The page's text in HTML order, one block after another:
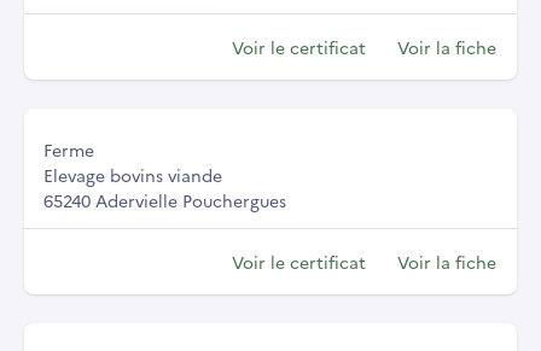
Voir le certificat Voir la fiche
Ferme
Elevage bovins viande
65240 Adervielle Pouchergues
Voir le certificat Voir la fiche